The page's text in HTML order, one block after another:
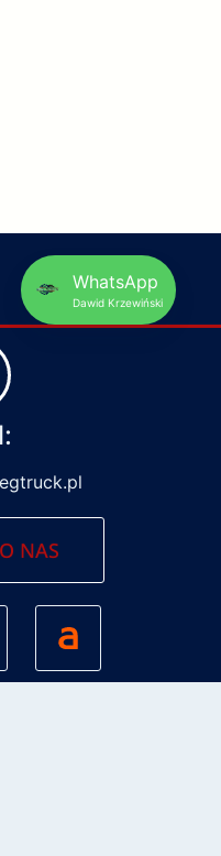
WhatsApp
Dawid Krzewiński
NAS